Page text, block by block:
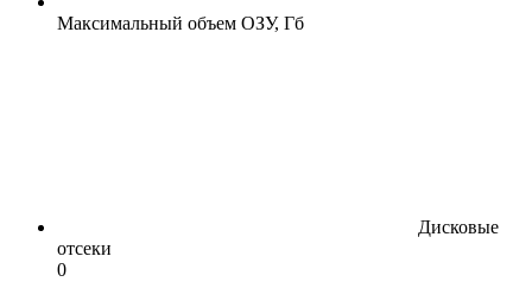
Максимальный объем ОЗУ, Гб
Дисковые
отсеки
0